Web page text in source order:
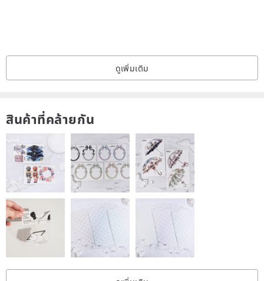
ฉันหวังว่าคุณจะอ่านและเข้าใจมัน
หากคุณซื้อ เราจะรับรู้ว่าคุณได้ยืนยัน URL ด้านล่างแล้ว
ขอขอบคุณสำหรับความร่วมมือของคุณเพื่อป้องกันปัญหาใดๆ
หากคุณมีคำถามอื่น ๆ โปรดติดต่อเรา
[สังเกต]
jp.pinkoi.com/product/wwLxLyD6
ดูเพิ่มเติม
สินค้าที่คล้ายกัน